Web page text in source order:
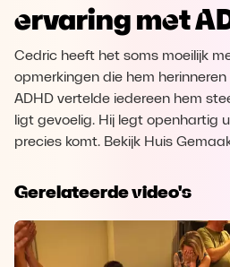
Opera
ervaring met
Cedric heeft het soms moeilijk
opmerkingen die hem
ADHD vertelde iedereen hem
ligt gevoelig. Hij legt openhartig
precies komt. Bekijk Huis
Gerelateerde video's